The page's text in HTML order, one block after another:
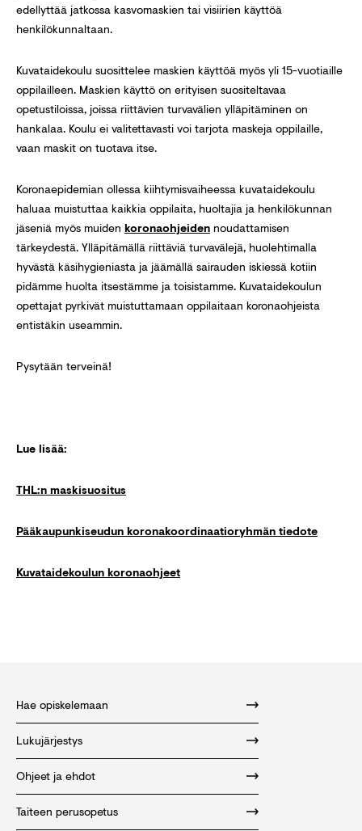
edellyttää jatkossa kasvomaskien tai visiirien käyttöä
henkilökunnaltaan.
Kuvataidekoulu suosittelee maskien käyttöä myös yli 15-vuotiaille
oppilailleen. Maskien käyttö on erityisen suositeltavaa
opetustiloissa, joissa riittävien turvavälien ylläpitäminen on
hankalaa. Koulu ei valitettavasti voi tarjota maskeja oppilaille,
vaan maskit on tuotava itse.
Koronaepidemian ollessa kiihtymisvaiheessa kuvataidekoulu
haluaa muistuttaa kaikkia oppilaita, huoltajia ja henkilökunnan
jäseniä myös muiden koronaohjeidennoudattamisen
tärkeydestä. Ylläpitämällä riittäviä turvavälejä, huolehtimalla
hyvästä käsihygieniasta ja jäämällä sairauden iskiessä kotiin
pidämme huolta itsestämme ja toisistamme. Kuvataidekoulun
opettajat pyrkivät muistuttamaan oppilaitaan koronaohjeista
entistäkin useammin.
Pysytään terveinä!
Lue lisää:
THL:n maskisuositus
Pääkaupunkiseudun koronakoordinaatioryhmän tiedote
Kuvataidekoulun koronaohjeet
Hae opiskelemaan
Lukujärjestys
Ohjeet ja ehdot
Taiteen perusopetus